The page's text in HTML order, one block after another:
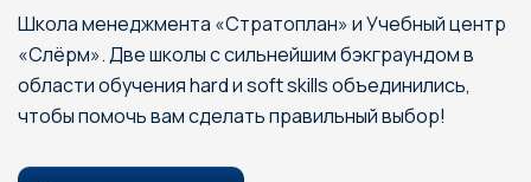
Школа менеджмента «Стратоплан» и Учебный центр
«Слёрм». Две школы с сильнейшим бэкграундом в
области обучения hard и soft skills объединились,
чтобы помочь вам сделать правильный выбор!